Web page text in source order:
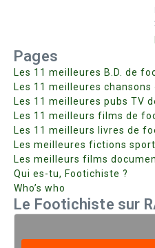
Pages
Les 11 meilleures B.D. de
Les 11 meilleures
Les 11 meilleures pubs TV
Les 11 meilleurs films de
Les 11 meilleurs livres de
Les meilleures fictions
Les meilleurs films
Qui es-tu, Footichiste ?
Who’s who
Le Footichiste sur